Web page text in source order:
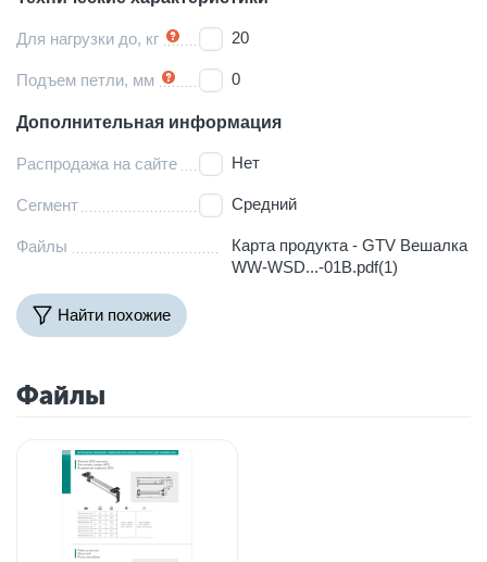
Для нагрузки до, кг 20
Подъем петли, мм 0
Дополнительная информация
Распродажа на сайте Нет
Сегмент Средний
Файлы
Карта продукта - GTV Вешалка
WW-WSD...-01B.pdf(1)
Найти похожие
Файлы